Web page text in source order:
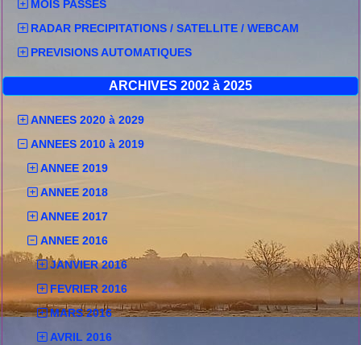
MOIS PASSES
RADAR PRECIPITATIONS / SATELLITE / WEBCAM
PREVISIONS AUTOMATIQUES
ARCHIVES 2002 à 2025
ANNEES 2020 à 2029
ANNEES 2010 à 2019
ANNEE 2019
ANNEE 2018
ANNEE 2017
ANNEE 2016
JANVIER 2016
FEVRIER 2016
MARS 2016
AVRIL 2016